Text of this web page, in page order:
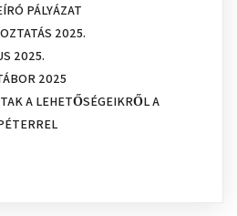
PÁLYÁZAT
2025.
2025.
2025
A LEHETŐSÉGEIKRŐL A